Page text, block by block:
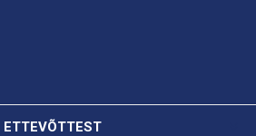
ETTEVÕTTEST